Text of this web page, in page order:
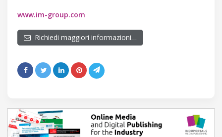
www.im-group.com
Richiedi maggiori informazioni…